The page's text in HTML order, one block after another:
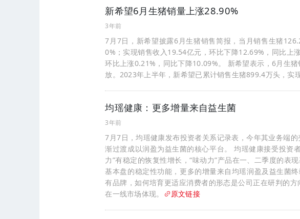
新希望6月生猪销量上涨28.90%
3年前
7月7日，新希望披露6月生猪销售简报，当月销售生猪
0%；实现销售收入19.54亿元，环比下降12.69%，同比上
环比上涨0.21%，同比下降10.09%。 新希望表示，6月生
放。2023年上半年，新希望已累计销售生猪899.4万头，实
均瑶健康：更多增量来自益生菌
3年前
7月7日，均瑶健康发布投资者关系记录表，今年其业务端
渐过渡成以润盈为益生菌的核心平台。 均瑶健康接受投资
力”有稳定的恢复性增长，“味动力”产品在一、二季度的表
基本盘的稳定性功能，更多的增量来自均瑶润盈及益生菌
有品牌，如何培育更适应消费者的形态是公司正在研判的
在一线市场体现。
原文链接